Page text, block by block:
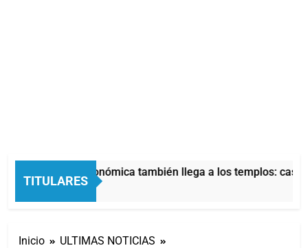
TITULARES
La crisis económica también llega a los templos: casi
10 Horas Atrás
Inicio
ULTIMAS NOTICIAS